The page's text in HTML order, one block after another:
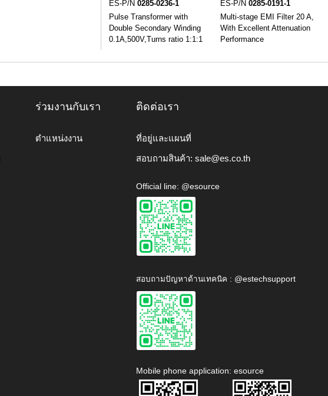
ES-P/N 0285-0236-1
Pulse Transformer with
Double Secondary Winding
0.1A,500V,Turns ratio 1:1:1
ES-P/N 0285-0191-1
Multi-stage EMI Filter 20 A,
With Excellent Attenuation
Performance
ร่วมงานกับเรา
ตำแหน่งงาน
ติดต่อเรา
ที่อยู่และแผนที่
สอบถามสินค้า: sale@es.co.th
Official line: @esource
สอบถามปัญหาด้านเทคนิค : @estechsupport
Mobile phone application: esource